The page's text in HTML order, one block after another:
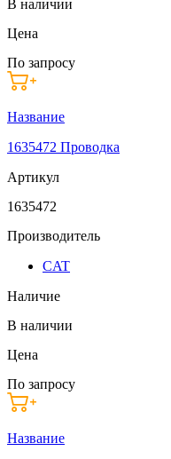
В наличии
Цена
По запросу
Название
1635472 Проводка
Артикул
1635472
Производитель
CAT
Наличие
В наличии
Цена
По запросу
Название